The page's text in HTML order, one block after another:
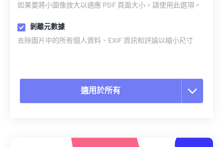
如果要將小圖像放大以適應 PDF 頁面大小，請使用此選項。
剝離元數據
去除圖片中的所有個人資料、EXIF 資訊和評論以縮小尺寸
適用於所有